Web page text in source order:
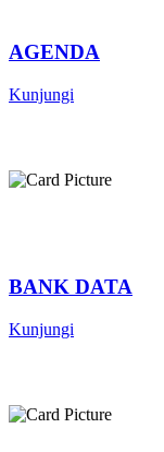
AGENDA
Kunjungi
BANK DATA
Kunjungi